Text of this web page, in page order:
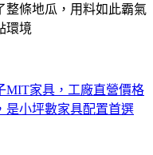
整條地瓜，用料如此霸氣
環境
MIT家具，工廠直營價格
是小坪數家具配置首選